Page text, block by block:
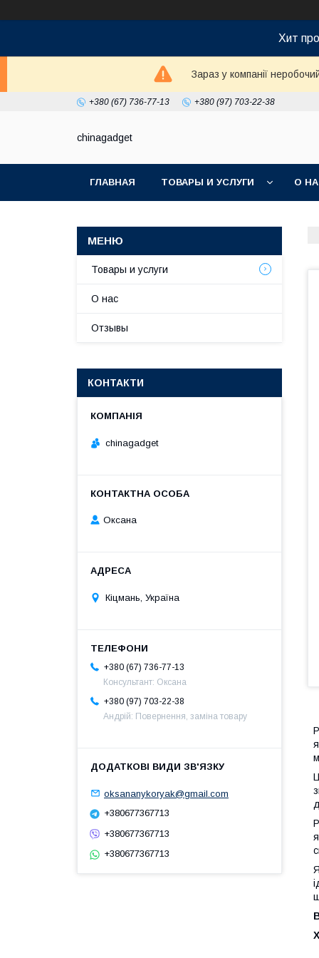
Хит
Зараз у компанії
+380 (67) 736-77-13 +380 (97) 703-22-38
chinagadget
ГЛАВНАЯ ТОВАРЫ И УСЛУГИ О
Товары и услуги
О нас
Отзывы
КОНТАКТИ
chinagadget
Оксана
Кіцмань, Україна
+380 (67) 736-77-13
Консультант: Оксана
+380 (97) 703-22-38
Андрій: Повернення, заміна товару
oksananykoryak@gmail.com
+380677367713
+380677367713
+380677367713